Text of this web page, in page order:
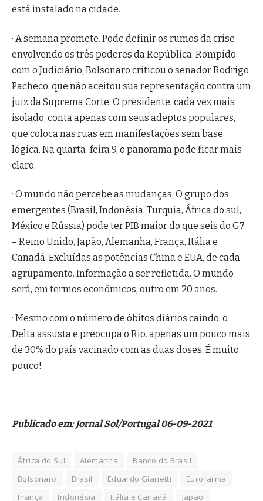
está instalado na cidade.
· A semana promete. Pode definir os rumos da crise
envolvendo os três poderes da República. Rompido
com o Judiciário, Bolsonaro criticou o senador Rodrigo
Pacheco, que não aceitou sua representação contra um
juiz da Suprema Corte. O presidente, cada vez mais
isolado, conta apenas com seus adeptos populares,
que coloca nas ruas em manifestações sem base
lógica. Na quarta-feira 9, o panorama pode ficar mais
claro.
· O mundo não percebe as mudanças. O grupo dos
emergentes (Brasil, Indonésia, Turquia, África do sul,
México e Rússia) pode ter PIB maior do que seis do G7
– Reino Unido, Japão, Alemanha, França, Itália e
Canadá. Excluídas as potências China e EUA, de cada
agrupamento. Informação a ser refletida. O mundo
será, em termos econômicos, outro em 20 anos.
· Mesmo com o número de óbitos diários caindo, o
Delta assusta e preocupa o Rio. apenas um pouco mais
de 30% do país vacinado com as duas doses. É muito
pouco!
Publicado em: Jornal Sol/Portugal 06-09-2021
África do Sul Alemanha
Banco do Brasil
Bolsonaro
Brasil Eduardo Gianetti
Eurofarma
França
Indonésia Itália e Canadá
Japão